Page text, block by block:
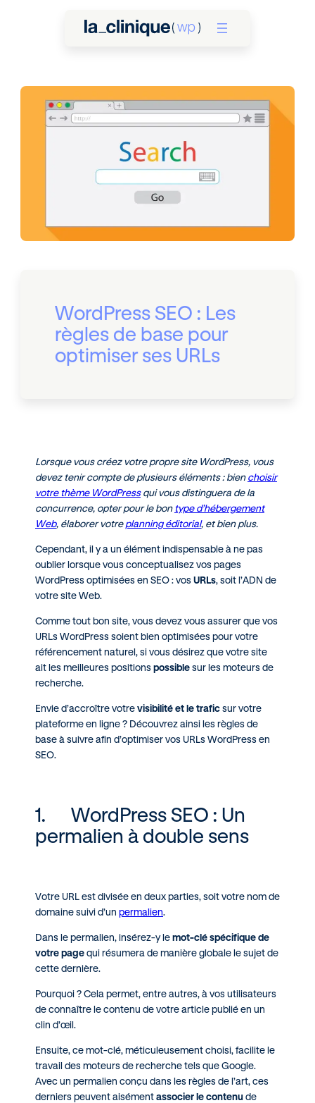
WordPress SEO : Les
règles de base pour
optimiser ses URLs
Lorsque vous créez votre propre site WordPress, vous
devez tenir compte de plusieurs éléments : bienchoisir
votre thème WordPressqui vous distinguera de la
concurrence, opter pour le bontype d’hébergement
Web, élaborer votreplanning éditorial, et bien plus.
Cependant, il y a un élément indispensable à ne pas
oublier lorsque vous conceptualisez vos pages
WordPress optimisées en SEO : vosURLs, soit l’ADN de
votre site Web.
Comme tout bon site, vous devez vous assurer que vos
URLs WordPress soient bien optimisées pour votre
référencement naturel, si vous désirez que votre site
ait les meilleures positionspossiblesur les moteurs de
recherche.
Envie d’accroître votrevisibilité et le traficsur votre
plateforme en ligne ? Découvrez ainsi les règles de
base à suivre afin d’optimiser vos URLs WordPress en
SEO.
1. WordPress SEO : Un
permalien à double sens
Votre URL est divisée en deux parties, soit votre nom de
domaine suivi d’un permalien.
Dans le permalien, insérez-y lemot-clé spécifique de
votre pagequi résumera de manière globale le sujet de
cette dernière.
Pourquoi ? Cela permet, entre autres, à vos utilisateurs
de connaître le contenu de votre article publié en un
clin d’œil.
Ensuite, ce mot-clé, méticuleusement choisi, facilite le
travail des moteurs de recherche tels que Google.
Avec un permalien conçu dans les règles de l’art, ces
derniers peuvent aisémentassocier le contenude